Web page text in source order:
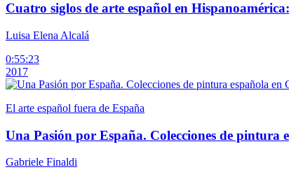
Cuatro siglos de arte español en
Luisa Elena Alcalá
0:55:23
2017
El arte español fuera de España
Una Pasión por España. Colecciones de pintura
Gabriele Finaldi